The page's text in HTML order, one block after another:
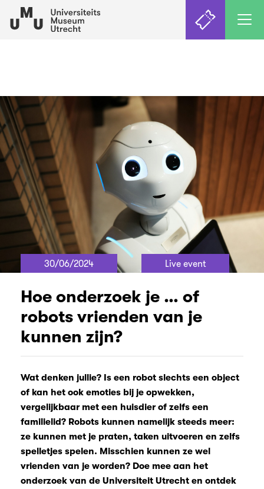
30/06/2024 Live event
Hoe onderzoek je … of
robots vrienden van je
kunnen zijn?
Wat denken jullie? Is een robot slechts een object
of kan het ook emoties bij je opwekken,
vergelijkbaar met een huisdier of zelfs een
familielid? Robots kunnen namelijk steeds meer:
ze kunnen met je praten, taken uitvoeren en zelfs
spelletjes spelen. Misschien kunnen ze wel
vrienden van je worden? Doe mee aan het
onderzoek van de Universiteit Utrecht en ontdek